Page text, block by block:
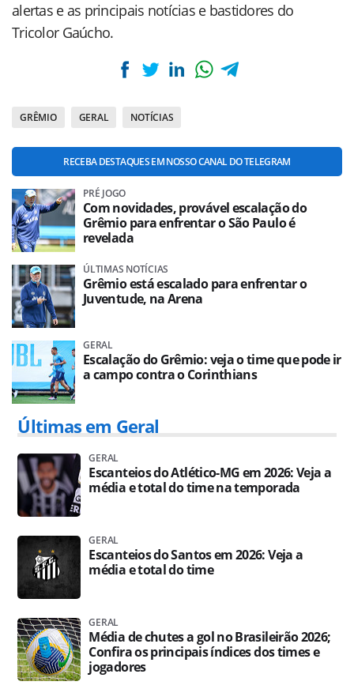
alertas e as principais notícias e bastidores do
Tricolor Gaúcho.
GRÊMIO GERAL NOTÍCIAS
RECEBA DESTAQUES EM NOSSO CANAL DO TELEGRAM
PRÉ JOGO
Com novidades, provável escalação do
Grêmio para enfrentar o São Paulo é
revelada
ÚLTIMAS NOTÍCIAS
Grêmio está escalado para enfrentar o
Juventude, na Arena
GERAL
Escalação do Grêmio: veja o time que pode ir
a campo contra o Corinthians
Últimas em Geral
GERAL
Escanteios do Atlético-MG em 2026: Veja a
média e total do time na temporada
GERAL
Escanteios do Santos em 2026: Veja a
média e total do time
GERAL
Média de chutes a gol no Brasileirão 2026;
Confira os principais índices dos times e
jogadores